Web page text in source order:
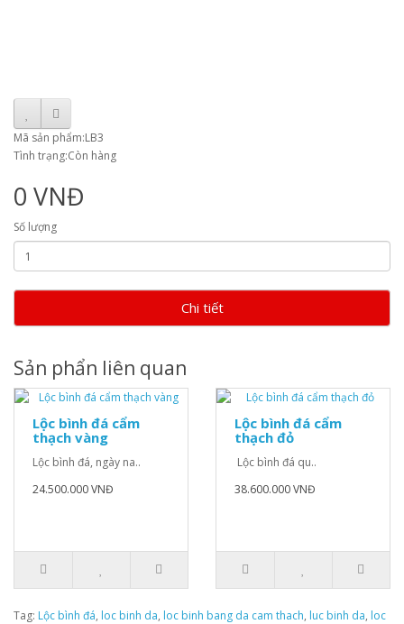
Mã sản phẩm:LB3
Tình trạng:Còn hàng
0 VNĐ
Số lượng
Chi tiết
Sản phẩn liên quan
Lộc bình đá cẩm
thạch vàng
Lộc bình đá, ngày na..
24.500.000 VNĐ
Lộc bình đá cẩm
thạch đỏ
Lộc bình đá qu..
38.600.000 VNĐ
Tag: Lộc bình đá, loc binh da, loc binh bang da cam thach, luc binh da, loc